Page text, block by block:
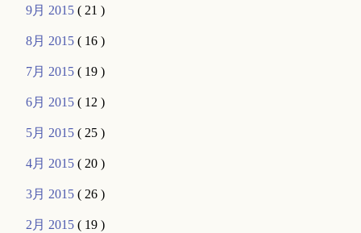
9月 2015( 21 )
8月 2015( 16 )
7月 2015( 19 )
6月 2015( 12 )
5月 2015( 25 )
4月 2015( 20 )
3月 2015( 26 )
2月 2015( 19 )